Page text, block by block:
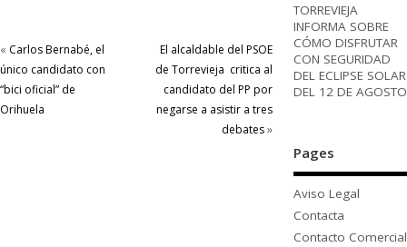
« Carlos Bernabé, el
único candidato con
“bici oficial” de
Orihuela
El alcaldable del PSOE
de Torrevieja critica al
candidato del PP por
negarse a asistir a tres
debates»
TORREVIEJA
INFORMA SOBRE
CÓMO DISFRUTAR
CON SEGURIDAD
DEL ECLIPSE SOLAR
DEL 12 DE AGOSTO
Pages
Aviso Legal
Contacta
Contacto Comercial